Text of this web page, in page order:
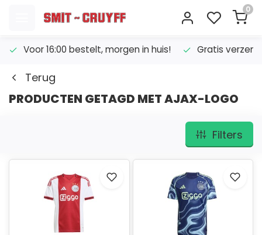
0
Voor 16:00 bestelt, morgen in huis! Gratis
Terug
PRODUCTEN GETAGD MET AJAX-LOGO
Filters